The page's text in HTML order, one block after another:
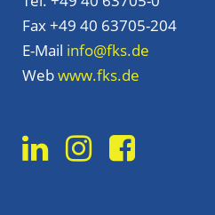
Fax +49 40 63705-204
E-Mail info@fks.de
Webwww.fks.de